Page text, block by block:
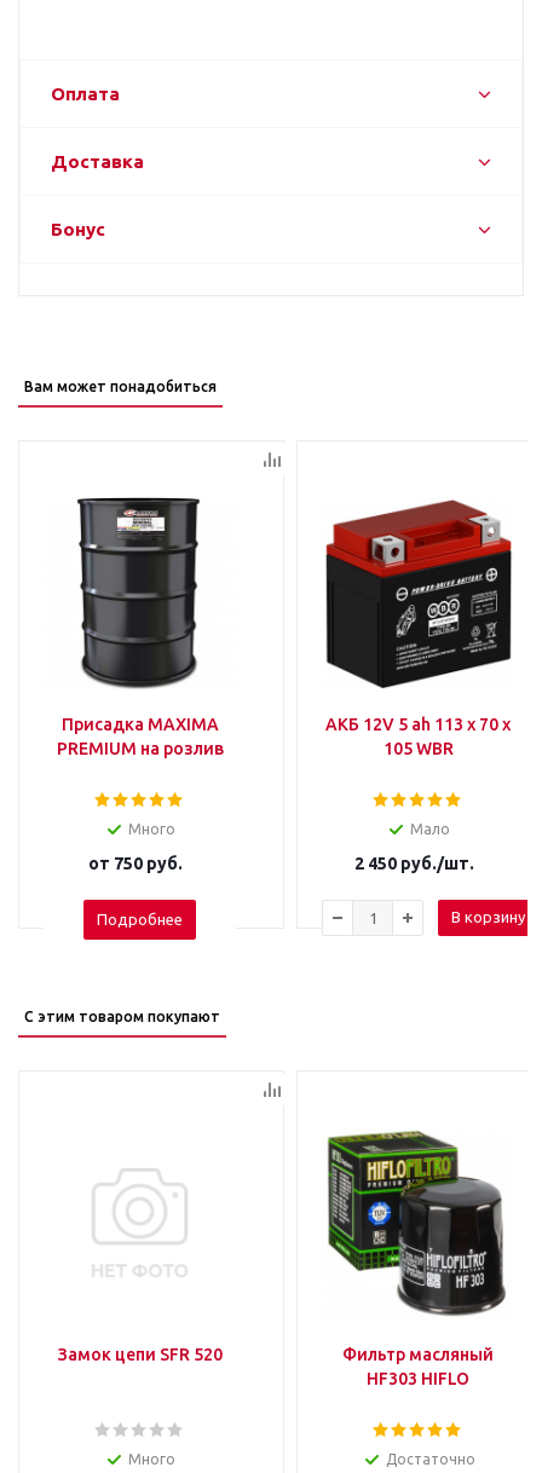
Оплата
Доставка
Бонус
Вам может понадобиться
Присадка MAXIMA
PREMIUM на розлив
Много
от 750 руб.
Подробнее
АКБ 12V 5 ah 113 х 70 х
105 WBR
Мало
2 450руб./шт.
В корзину
С этим товаром покупают
Замок цепи SFR 520
Много
Фильтр масляный
HF303 HIFLO
Достаточно